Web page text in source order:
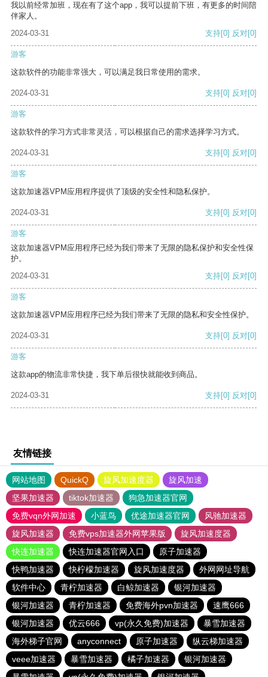
我以前经常加班，现在有了这个app，我可以提前下班，有更多的时间陪
伴家人。
2024-03-31
支持[0] 反对[0]
游客
这款软件的功能非常强大，可以满足我日常使用的需求。
2024-03-31 支持[0] 反对[0]
游客
这款软件的学习方式非常灵活，可以根据自己的需求选择学习方式。
2024-03-31 支持[0] 反对[0]
游客
这款加速器VPM应用程序提供了顶级的安全性和隐私保护。
2024-03-31 支持[0] 反对[0]
游客
这款加速器VPM应用程序已经为我们带来了无限的隐私保护和安全性保
护。
2024-03-31
支持[0] 反对[0]
游客
这款加速器VPM应用程序已经为我们带来了无限的隐私和安全性保护。
2024-03-31 支持[0] 反对[0]
游客
这款app的物流非常快捷，我下单后很快就能收到商品。
2024-03-31 支持[0] 反对[0]
友情链接
网站地图 QuickQ 旋风加速度器
旋风加速
坚果加速器
tiktok加速器
狗急加速器官网
免费vqn外网加速
小蓝鸟 优途加速器官网
风驰加速器
旋风加速器
免费vps加速器外网苹果版
旋风加速度器
快连加速器
快连加速器官网入口
原子加速器
快鸭加速器
快柠檬加速器 旋风加速度器
外网网址导航
软件中心
青柠加速器 白鲸加速器
银河加速器
银河加速器
青柠加速器 免费海外pvn加速器
速鹰666
银河加速器
优云666 vp(永久免费)加速器
暴雪加速器
海外梯子官网
anyconnect 原子加速器
纵云梯加速器
veee加速器
暴雪加速器 橘子加速器
银河加速器